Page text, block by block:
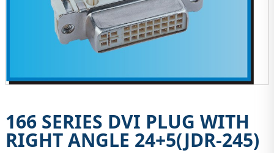
166 SERIES DVI PLUG WITH
RIGHT ANGLE 24+5(JDR-245)